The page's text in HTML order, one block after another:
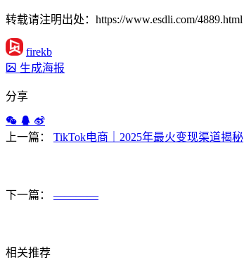
转载请注明出处：https://www.esdli.com/4889.html
firekb
生成海报
分享
上一篇： TikTok电商｜2025年最火变现渠道揭秘
下一篇： ————
相关推荐